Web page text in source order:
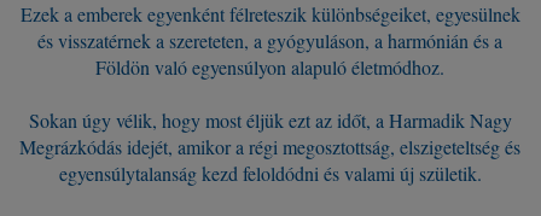
Ezek a emberek egyenként félreteszik különbségeiket, egyesülnek
és visszatérnek a szereteten, a gyógyuláson, a harmónián és a
Földön való egyensúlyon alapuló életmódhoz.
Sokan úgy vélik, hogy most éljük ezt az időt, a Harmadik Nagy
Megrázkódás idejét, amikor a régi megosztottság, elszigeteltség és
egyensúlytalanság kezd feloldódni és valami új születik.